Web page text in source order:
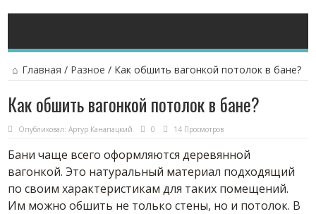
Главная / Разное / Как обшить вагонкой потолок в бане?
Как обшить вагонкой потолок в бане?
Опубликовал:Артур Канапацкий 0 14 Просмотров
Бани чаще всего оформляются деревянной
вагонкой. Это натуральный материал подходящий
по своим характеристикам для таких помещений.
Им можно обшить не только стены, но и потолок. В